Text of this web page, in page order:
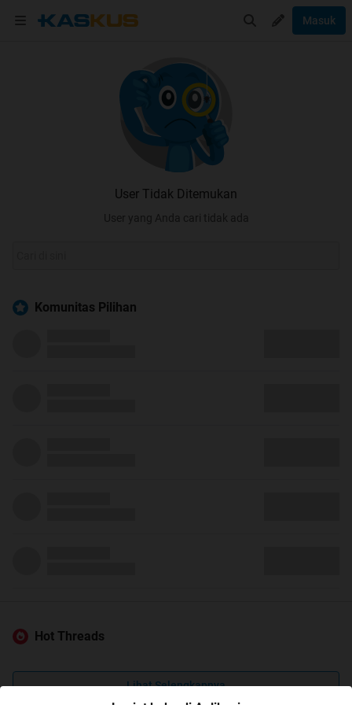
Masuk
User Tidak Ditemukan
User yang Anda cari tidak ada
Komunitas Pilihan
Hot Threads
Lihat Selengkapnya